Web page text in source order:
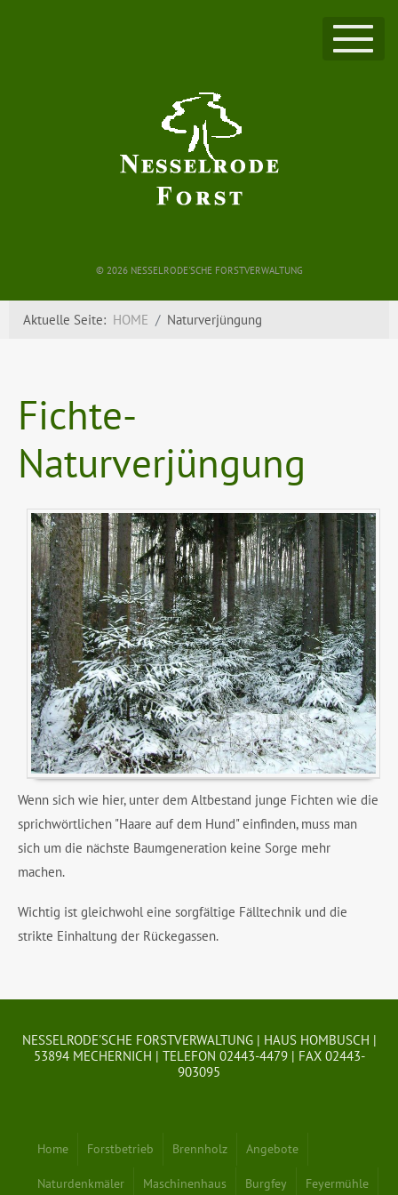
© 2026 NESSELRODE'SCHE FORSTVERWALTUNG
Aktuelle Seite: HOME Naturverjüngung
Fichte-
Naturverjüngung
Wenn sich wie hier, unter dem Altbestand junge Fichten wie die
sprichwörtlichen "Haare auf dem Hund" einfinden, muss man
sich um die nächste Baumgeneration keine Sorge mehr
machen.
Wichtig ist gleichwohl eine sorgfältige Fälltechnik und die
strikte Einhaltung der Rückegassen.
NESSELRODE'SCHE FORSTVERWALTUNG | HAUS HOMBUSCH |
53894 MECHERNICH | TELEFON 02443-4479 | FAX 02443-
903095
Home Forstbetrieb Brennholz Angebote
Naturdenkmäler Maschinenhaus Burgfey Feyermühle